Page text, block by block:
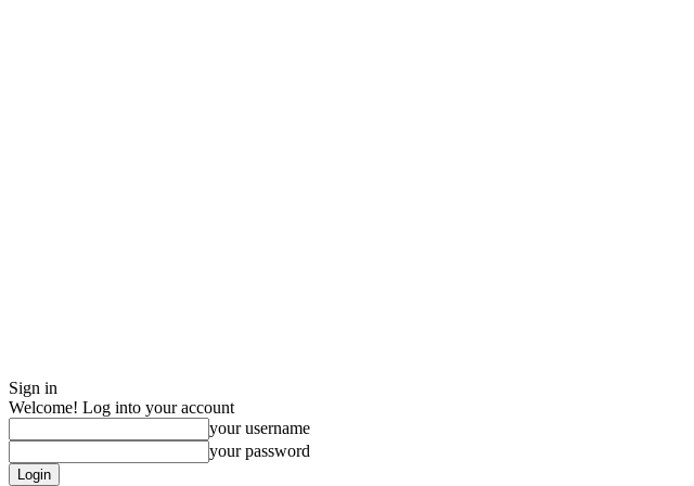
Sign in
Welcome! Log into your account
your username
your password